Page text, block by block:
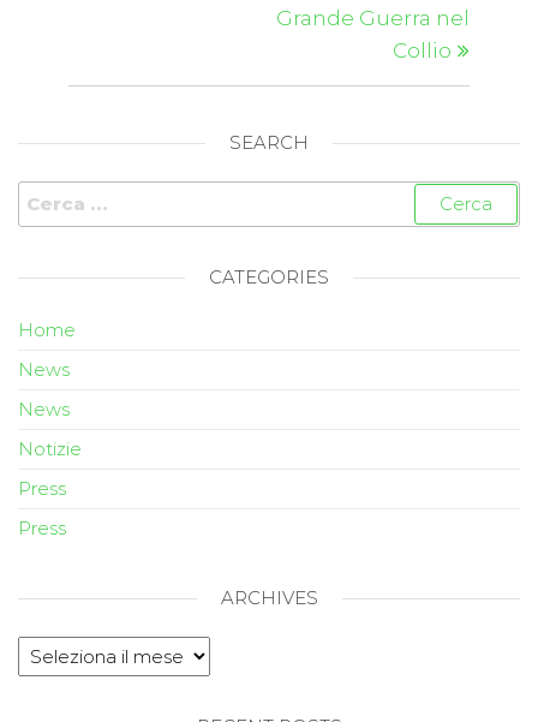
Grande Guerra nel
Collio
SEARCH
CATEGORIES
Home
News
News
Notizie
Press
Press
ARCHIVES